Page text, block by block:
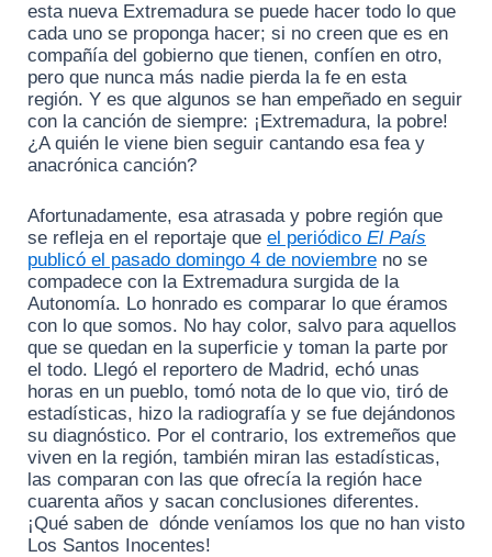
esta nueva Extremadura se puede hacer todo lo que
cada uno se proponga hacer; si no creen que es en
compañía del gobierno que tienen, confíen en otro,
pero que nunca más nadie pierda la fe en esta
región. Y es que algunos se han empeñado en seguir
con la canción de siempre: ¡Extremadura, la pobre!
¿A quién le viene bien seguir cantando esa fea y
anacrónica canción?
Afortunadamente, esa atrasada y pobre región que
se refleja en el reportaje que el periódico El País
publicó el pasado domingo 4 de noviembre no se
compadece con la Extremadura surgida de la
Autonomía. Lo honrado es comparar lo que éramos
con lo que somos. No hay color, salvo para aquellos
que se quedan en la superficie y toman la parte por
el todo. Llegó el reportero de Madrid, echó unas
horas en un pueblo, tomó nota de lo que vio, tiró de
estadísticas, hizo la radiografía y se fue dejándonos
su diagnóstico. Por el contrario, los extremeños que
viven en la región, también miran las estadísticas,
las comparan con las que ofrecía la región hace
cuarenta años y sacan conclusiones diferentes.
¡Qué saben de dónde veníamos los que no han visto
Los Santos Inocentes!